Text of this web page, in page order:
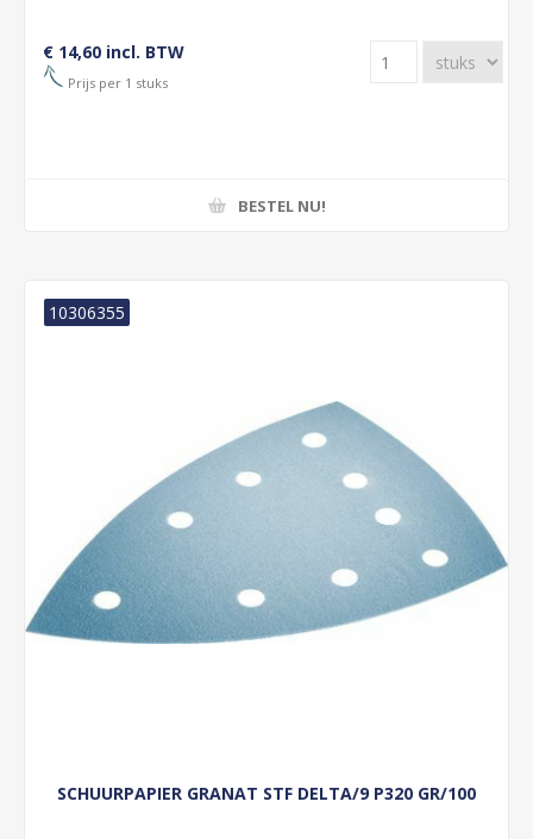
€ 14,60 incl. BTW
Prijs per 1 stuks
BESTEL NU!
SCHUURPAPIER GRANAT STF DELTA/9 P320 GR/100
10306355